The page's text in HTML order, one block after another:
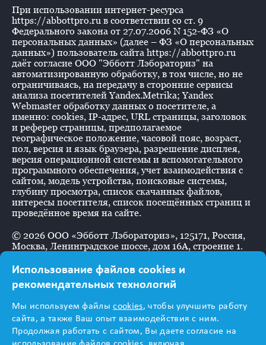
При использовании интернет-ресурса
https://abbottpro.ru в соответствии со ст. 9
Федерального закона от 27.07.2006 N 152-ФЗ «О
персональных данных» (далее – ФЗ «О персональных
данных») пользователь сайта https://abbottpro.ru
даёт согласие ООО "Эбботт Лэбораториз" на
автоматизированную обработку, в том числе, но не
ограничиваясь, на передачу в сторонние сервисы
анализа посетителей Yandex.Metrika; Yandex
Webmaster обработку данных о посетителе, а
именно: cookies, IP-адрес, URL страницы, заголовок
и реферер страницы, предполагаемое
географическое положение, часовой пояс, возраст,
пол, версия и язык браузера, разрешение дисплея,
версия операционной системы и вспомогательного
программного обеспечения, учет взаимодействия с
сайтом, модель устройства, поисковые системы,
глубину просмотра, список скачанных файлов,
интересы посетителя, список посещённых страниц и
проведённое время на сайте.
© 2026 ООО «Эбботт Лэбораториз», 125171, Россия,
Москва, Ленинградское шоссе, дом 16А, строение 1.
Информация
предназначена для
Использование файлов cookies и
рекомендательных технологий
Мы используем файлыcookies, чтобы улучшить работу
сайта, а также Ваш опыт взаимодействия с ним.
Продолжая работать с сайтом, Вы даете согласие на